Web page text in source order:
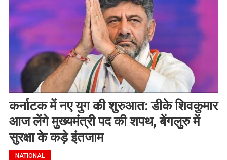
कर्नाटक में नए युग की शुरुआत: डीके शिवकुमार
आज लेंगे मुख्यमंत्री पद की शपथ, बेंगलुरु में
सुरक्षा के कड़े इंतजाम
NATIONAL